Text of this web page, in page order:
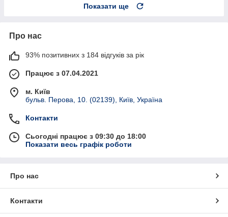
Показати ще
Про нас
93% позитивних з 184 відгуків за рік
Працює з 07.04.2021
м. Київ
бульв. Перова, 10. (02139), Київ, Україна
Контакти
Сьогодні працює з 09:30 до 18:00
Показати весь графік роботи
Про нас
Контакти